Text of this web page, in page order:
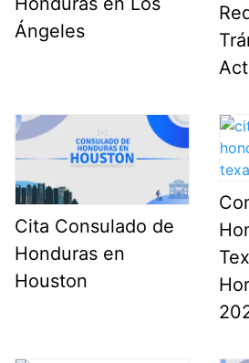
Ángeles
Cita Consulado de
Honduras en
Houston